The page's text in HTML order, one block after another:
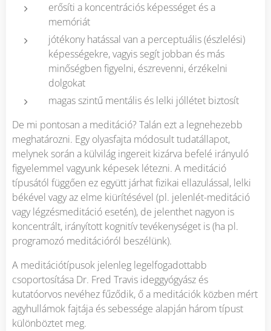
erősíti a koncentrációs képességet és a
memóriát
jótékony hatással van a perceptuális (észlelési)
képességekre, vagyis segít jobban és más
minőségben figyelni, észrevenni, érzékelni
dolgokat
magas szintű mentális és lelki jóllétet biztosít
De mi pontosan a meditáció? Talán ezt a legnehezebb
meghatározni. Egy olyasfajta módosult tudatállapot,
melynek során a külvilág ingereit kizárva befelé irányuló
figyelemmel vagyunk képesek létezni. A meditáció
típusától függően ez együtt járhat fizikai ellazulással, lelki
békével vagy az elme kiürítésével (pl. jelenlét-meditáció
vagy légzésmeditáció esetén), de jelenthet nagyon is
koncentrált, irányított kognitív tevékenységet is (ha pl.
programozó meditációról beszélünk).
A meditációtípusok jelenleg legelfogadottabb
csoportosítása Dr. Fred Travis ideggyógyász és
kutatóorvos nevéhez fűződik, ő a meditációk közben mért
agyhullámok fajtája és sebessége alapján három típust
különböztet meg.